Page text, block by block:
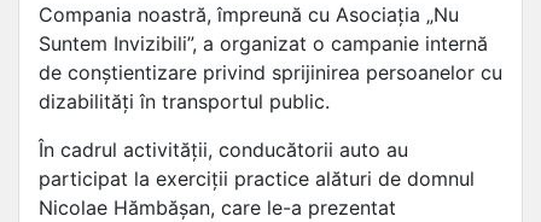
Compania noastră, împreună cu Asociația „Nu
Suntem Invizibili”, a organizat o campanie internă
de conștientizare privind sprijinirea persoanelor cu
dizabilități în transportul public.
În cadrul activității, conducătorii auto au
participat la exerciții practice alături de domnul
Nicolae Hămbășan, care le-a prezentat